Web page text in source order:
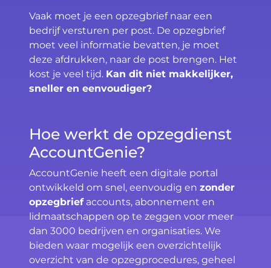
Vaak moet je een opzegbrief naar een
bedrijf versturen per post. De opzegbrief
moet veel informatie bevatten, je moet
deze afdrukken, naar de post brengen. Het
kost je veel tijd. Kan dit niet makkelijker,
sneller en eenvoudiger?
Hoe werkt de opzegdienst
AccountGenie?
AccountGenie heeft een digitale portal
ontwikkeld om snel, eenvoudig en zonder
opzegbriefaccounts, abonnement en
lidmaatschappen op te zeggen voor meer
dan 3000 bedrijven en organisaties. We
bieden waar mogelijk een overzichtelijk
overzicht van de opzegprocedures, geheel